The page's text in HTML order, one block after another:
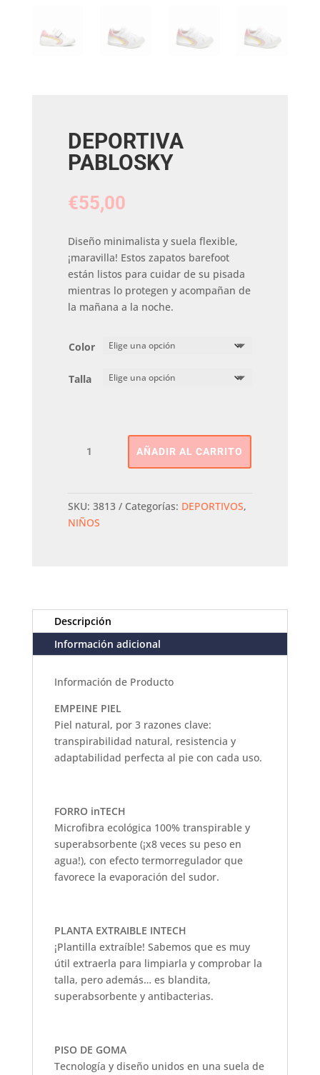
DEPORTIVA
PABLOSKY
€55,00
Diseño minimalista y suela flexible,
¡maravilla! Estos zapatos barefoot
están listos para cuidar de su pisada
mientras lo protegen y acompañan de
la mañana a la noche.
Color
Talla
PABLOSKY
AÑADIR AL CARRITO
SKU: 3813 Categorías: DEPORTIVOS,
NIÑOS
Descripción
Información adicional
Información de Producto
EMPEINE PIEL
Piel natural, por 3 razones clave:
transpirabilidad natural, resistencia y
adaptabilidad perfecta al pie con cada uso.
FORRO inTECH
Microfibra ecológica 100% transpirable y
superabsorbente (¡x8 veces su peso en
agua!), con efecto termorregulador que
favorece la evaporación del sudor.
PLANTA EXTRAIBLE INTECH
¡Plantilla extraíble! Sabemos que es muy
útil extraerla para limpiarla y comprobar la
talla, pero además… es blandita,
superabsorbente y antibacterias.
PISO DE GOMA
Tecnología y diseño unidos en una suela de